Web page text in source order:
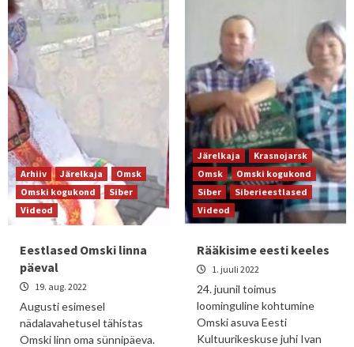
Arhiiv Järelkaja
Omsk
Omski kogukond
Siber
Videod
Eestlased Omski linna
päeval
19. aug. 2022
Augusti esimesel
nädalavahetusel tähistas
Omski linn oma sünnipäeva.
Järelkaja
Krasnojarsk
Omsk
Omski kogukond
Siber
Siberieestlased
Videod
Rääkisime eesti keeles
1. juuli 2022
24. juunil toimus
loominguline kohtumine
Omski asuva Eesti
Kultuurikeskuse juhi Ivan